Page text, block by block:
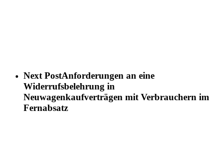
Next PostAnforderungen an eine
Widerrufsbelehrung in
Neuwagenkaufverträgen mit Verbrauchern im
Fernabsatz